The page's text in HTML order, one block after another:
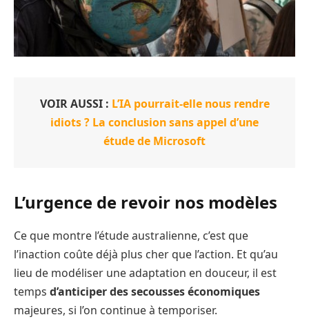
VOIR AUSSI : L’IA pourrait-elle nous rendre
idiots ? La conclusion sans appel d’une
étude de Microsoft
L’urgence de revoir nos modèles
Ce que montre l’étude australienne, c’est que
l’inaction coûte déjà plus cher que l’action. Et qu’au
lieu de modéliser une adaptation en douceur, il est
temps d’anticiper des secousses économiques
majeures, si l’on continue à temporiser.